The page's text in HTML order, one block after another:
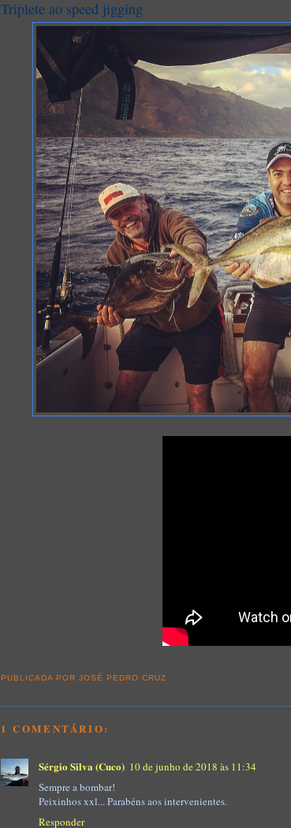
Triplete ao speed jigging
PUBLICADA PORJOSÉ PEDRO CRUZ
1 COMENTÁRIO:
Sérgio Silva (Cuco) 10 de junho de 2018 às 11:34
Sempre a bombar!
Peixinhos xxl... Parabéns aos intervenientes.
Responder